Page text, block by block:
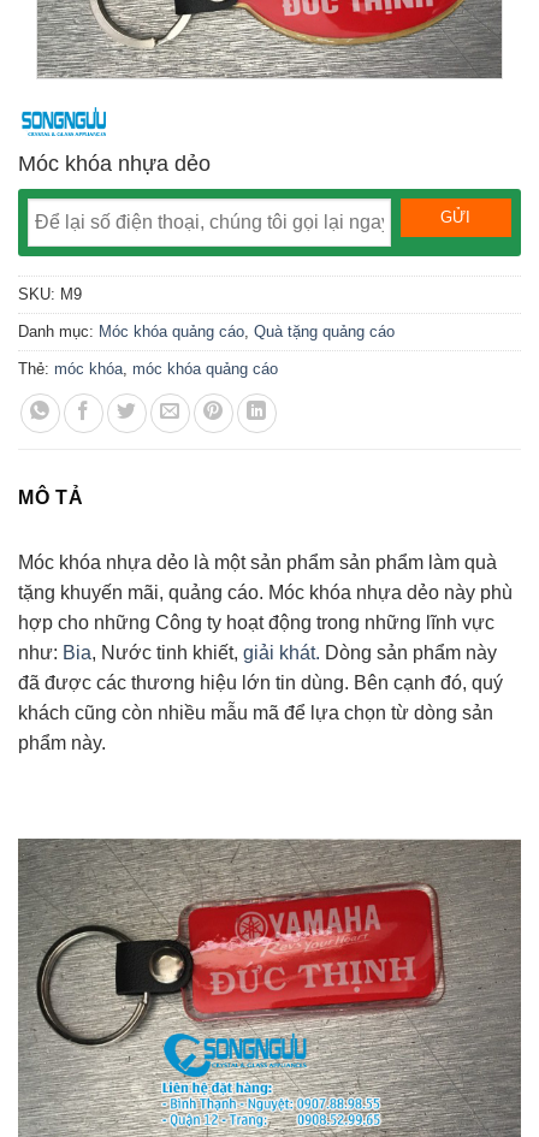
Móc khóa nhựa dẻo
SKU: M9
Danh mục: Móc khóa quảng cáo, Quà tặng quảng cáo
Thẻ: móc khóa, móc khóa quảng cáo
MÔ TẢ
Móc khóa nhựa dẻo là một sản phẩm sản phẩm làm quà
tặng khuyến mãi, quảng cáo. Móc khóa nhựa dẻo này phù
hợp cho những Công ty hoạt động trong những lĩnh vực
như: Bia, Nước tinh khiết, giải khát. Dòng sản phẩm này
đã được các thương hiệu lớn tin dùng. Bên cạnh đó, quý
khách cũng còn nhiều mẫu mã để lựa chọn từ dòng sản
phẩm này.